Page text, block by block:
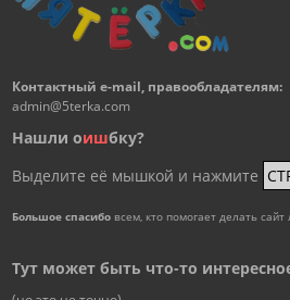
Контактный e-mail, правообладателям:
admin@5terka.com
Нашли оишбку?
Выделите её мышкой и нажмите
Большое спасибовсем, кто помогает делать сайт
Тут может быть что-то